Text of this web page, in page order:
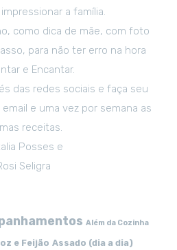
a família.
como dica de mãe, com foto
para não ter erro na hora
e Encantar.
das redes sociais e faça seu
e uma vez por semana as
receitas.
Posses e
Seligra
Além da Cozinha
e Feijão Assado (dia a dia)